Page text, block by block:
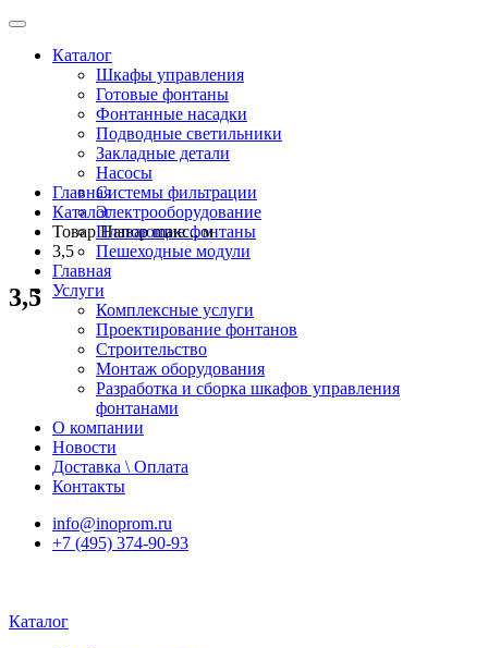
Каталог
Шкафы управления
Готовые фонтаны
Фонтанные насадки
Подводные светильники
Закладные детали
Насосы
Системы фильтрации
Электрооборудование
Плавающие фонтаны
Пешеходные модули
Главная
Услуги
Комплексные услуги
Проектирование фонтанов
Строительство
Монтаж оборудования
Разработка и сборка шкафов управления
фонтанами
О компании
Новости
Доставка \ Оплата
Контакты
info@inoprom.ru
+7 (495) 374-90-93
Каталог
Главная
Каталог
Товар Напор maкс., м
3,5
3,5